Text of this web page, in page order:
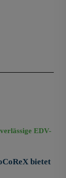
EDV-
bietet